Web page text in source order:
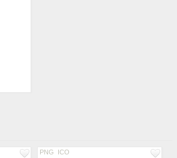
PNG ICO